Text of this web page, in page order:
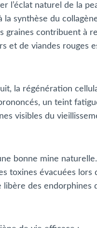
naturel de la
synthèse du
graines contribuent
et de viandes rouges
la régénération
un teint
visibles du
bonne mine
toxines évacuées
des